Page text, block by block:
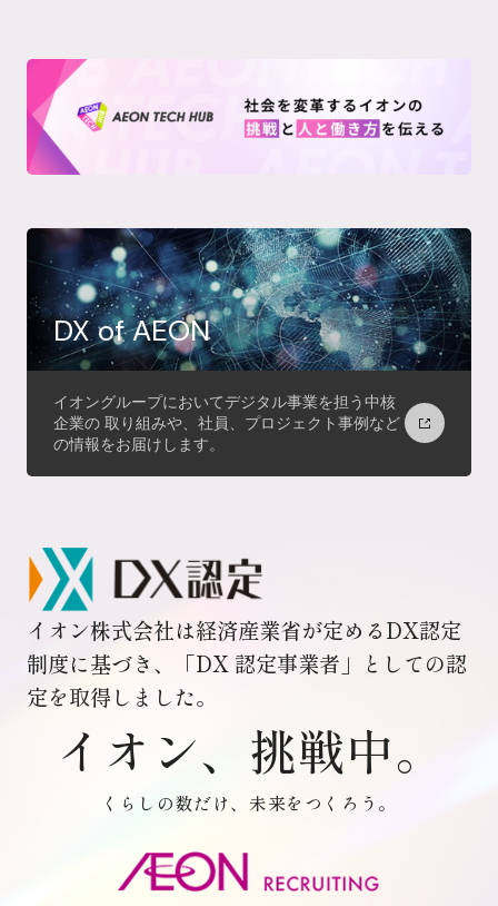
イオン、挑戦中。
くらしの数だけ、未来をつくろう。
DX of AEON
イオングループにおいてデジタル事業を担う中核
企業の取り組みや、社員、プロジェクト事例など
の情報をお届けします。
イオン株式会社は経済産業省が定めるDX認定
制度に基づき、「DX 認定事業者」としての認
定を取得しました。